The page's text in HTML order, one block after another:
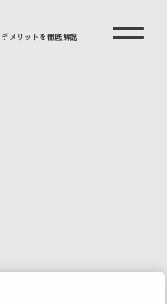
メリットを徹底解説